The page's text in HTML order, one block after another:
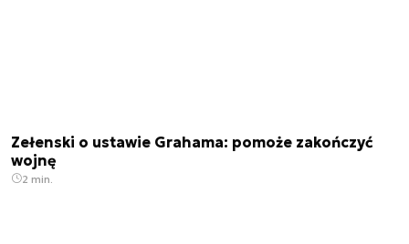
Zełenski o ustawie Grahama: pomoże zakończyć
wojnę
2 min.